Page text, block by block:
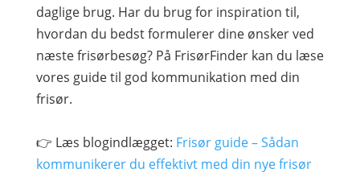
daglige brug. Har du brug for inspiration til,
hvordan du bedst formulerer dine ønsker ved
næste frisørbesøg? På FrisørFinder kan du læse
vores guide til god kommunikation med din
frisør.
👉 Læs blogindlægget: Frisør guide – Sådan
kommunikerer du effektivt med din nye frisør